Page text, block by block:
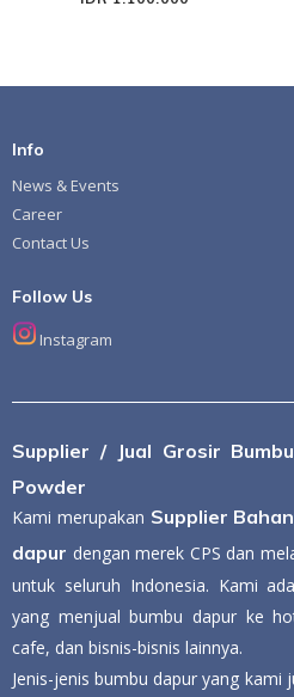
Info
News & Events
Career
Contact Us
Follow Us
Instagram
Supplier / Jual Grosir
Powder
Kami merupakan Supplier
dapur dengan merek CPS dan
untuk seluruh Indonesia. Kami
yang menjual bumbu dapur ke
cafe, dan bisnis-bisnis lainnya.
Jenis-jenis bumbu dapur yang kami